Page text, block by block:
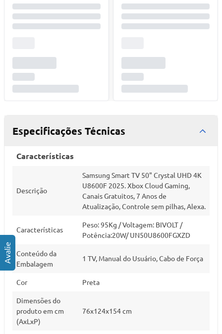
Especificações Técnicas
Características
Descrição
Samsung Smart TV 50" Crystal UHD 4K
U8600F 2025. Xbox Cloud Gaming,
Canais Gratuitos, 7 Anos de
Atualização, Controle sem pilhas, Alexa.
Características
Peso: 95Kg / Voltagem: BIVOLT /
Potência:20W/ UN50U8600FGXZD
Conteúdo da
Embalagem
1 TV, Manual do Usuário, Cabo de Força
Cor Preta
Dimensões do
produto em cm
(AxLxP)
76x124x154 cm